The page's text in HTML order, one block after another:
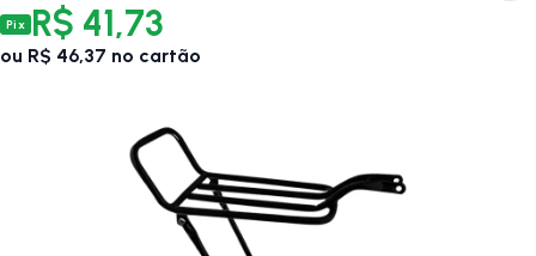
Pix R$ 41,73
ou R$ 46,37 no cartão